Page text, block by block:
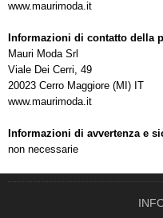
www.maurimoda.it
Informazioni di contatto della
Mauri Moda Srl
Viale Dei Cerri, 49
20023 Cerro Maggiore (MI) IT
www.maurimoda.it
Informazioni di avvertenza e
non necessarie